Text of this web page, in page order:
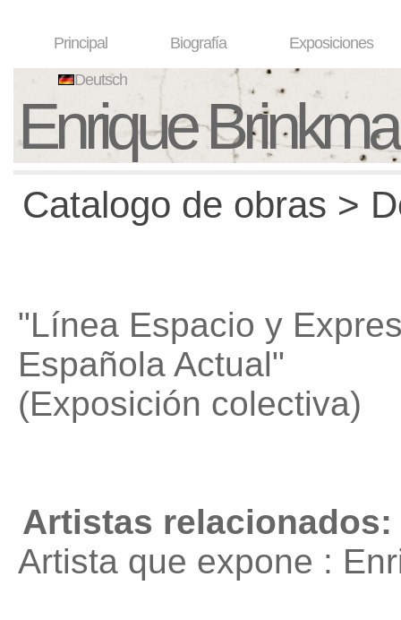
Principal Biografía Exposiciones
Deutsch
Enrique
Catalogo de obras >
"Línea Espacio y
Española Actual"
(Exposición colectiva)
Artistas relacionados:
Artista que expone :